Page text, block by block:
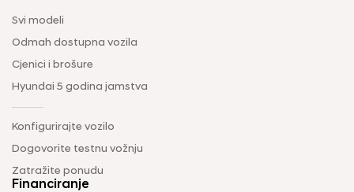
Svi modeli
Odmah dostupna vozila
Cjenici i brošure
Hyundai 5 godina jamstva
Konfigurirajte vozilo
Dogovorite testnu vožnju
Zatražite ponudu
Financiranje